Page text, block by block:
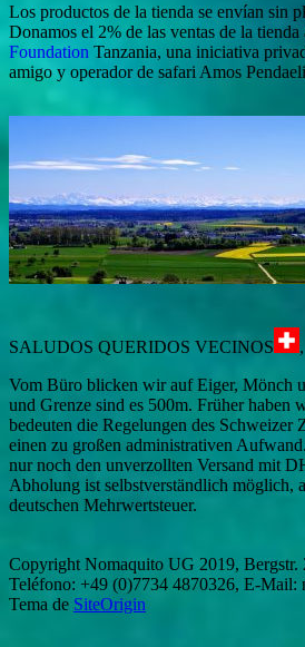
Los productos de la tienda se envían sin
Donamos el 2% de las ventas de la tienda
Foundation Tanzania, una iniciativa
amigo y operador de safari Amos
SALUDOS QUERIDOS VECINOS
,
Vom Büro blicken wir auf Eiger, Mönch
und Grenze sind es 500m. Früher haben
bedeuten die Regelungen des Schweizer
einen zu großen administrativen
nur noch den unverzollten Versand mit
Abholung ist selbstverständlich möglich,
deutschen Mehrwertsteuer.
Copyright Nomaquito UG 2019, Bergstr.
Teléfono: +49 (0)7734 4870326, E-Mail:
Tema de SiteOrigin